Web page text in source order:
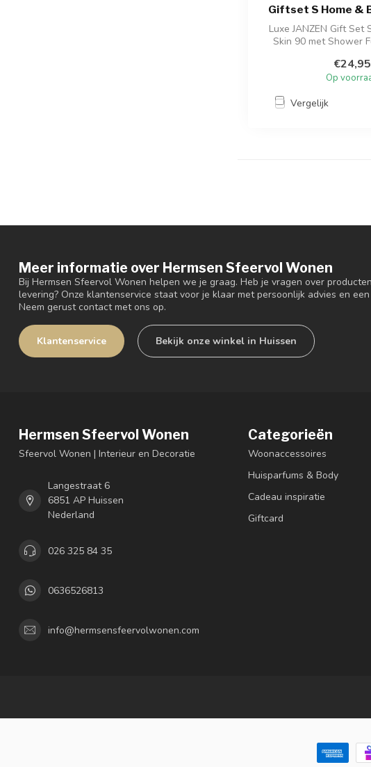
Giftset S Home &
Luxe JANZEN Gift Set
Skin 90 met Shower
€24,95
Op
Vergelijk
Meer informatie over Hermsen Sfeervol Wonen
Bij Hermsen Sfeervol Wonen helpen we je graag. Heb je vragen over
levering? Onze klantenservice staat voor je klaar met persoonlijk advies en
Neem gerust contact met ons op.
Klantenservice Bekijk onze winkel in Huissen
Hermsen Sfeervol Wonen
Sfeervol Wonen | Interieur en Decoratie
Langestraat 6
6851 AP Huissen
Nederland
026 325 84 35
0636526813
info@hermsensfeervolwonen.com
Categorieën
Woonaccessoires
Huisparfums & Body
Cadeau inspiratie
Giftcard